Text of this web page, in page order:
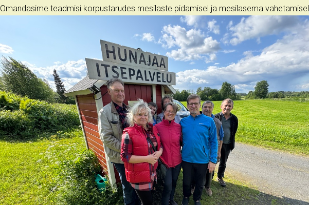
Omandasime teadmisi korpustarudes mesilaste pidamisel ja mesilasema vahetamisel.